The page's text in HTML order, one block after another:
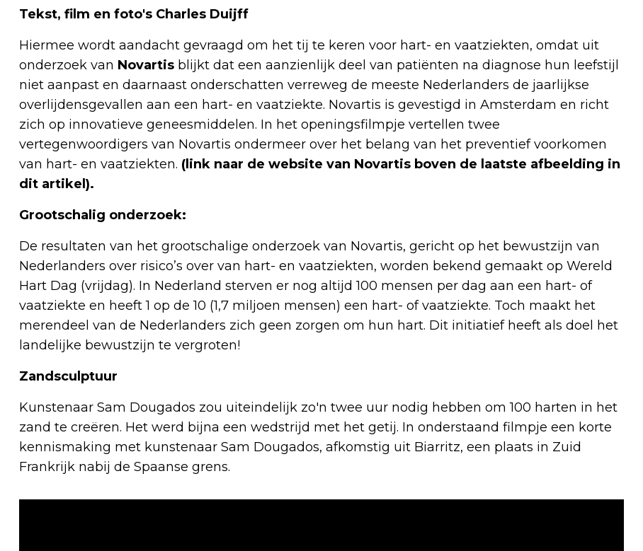
Tekst, film en foto's Charles Duijff
Hiermee wordt aandacht gevraagd om het tij te keren voor hart- en vaatziekten, omdat uit
onderzoek van Novartis blijkt dat een aanzienlijk deel van patiënten na diagnose hun leefstijl
niet aanpast en daarnaast onderschatten verreweg de meeste Nederlanders de jaarlijkse
overlijdensgevallen aan een hart- en vaatziekte. Novartis is gevestigd in Amsterdam en richt
zich op innovatieve geneesmiddelen. In het openingsfilmpje vertellen twee
vertegenwoordigers van Novartis ondermeer over het belang van het preventief voorkomen
van hart- en vaatziekten. (link naar de website van Novartis boven de laatste afbeelding in
dit artikel).
Grootschalig onderzoek:
De resultaten van het grootschalige onderzoek van Novartis, gericht op het bewustzijn van
Nederlanders over risico’s over van hart- en vaatziekten, worden bekend gemaakt op Wereld
Hart Dag (vrijdag). In Nederland sterven er nog altijd 100 mensen per dag aan een hart- of
vaatziekte en heeft 1 op de 10 (1,7 miljoen mensen) een hart- of vaatziekte. Toch maakt het
merendeel van de Nederlanders zich geen zorgen om hun hart. Dit initiatief heeft als doel het
landelijke bewustzijn te vergroten!
Zandsculptuur
Kunstenaar Sam Dougados zou uiteindelijk zo'n twee uur nodig hebben om 100 harten in het
zand te creëren. Het werd bijna een wedstrijd met het getij. In onderstaand filmpje een korte
kennismaking met kunstenaar Sam Dougados, afkomstig uit Biarritz, een plaats in Zuid
Frankrijk nabij de Spaanse grens.